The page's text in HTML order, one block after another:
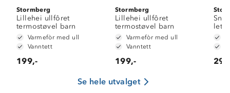
Stormberg
Lillehei ullfôret
termostøvel barn
Varmefòr med ull
Vanntett
199,-
Stormberg
Lillehei ullfôret
termostøvel barn
Varmefòr med ull
Vanntett
199,-
barn
Se hele utvalget
Om Stormberg